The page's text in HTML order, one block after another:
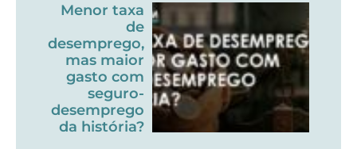
Menor taxa
de
desemprego,
mas maior
gasto com
seguro-
desemprego
da história?